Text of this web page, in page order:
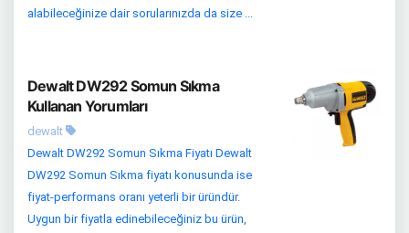
alabileceğinize dair sorularınızda da size ...
Dewalt DW292 Somun Sıkma
Kullanan Yorumları
dewalt
Dewalt DW292 Somun Sıkma Fiyatı Dewalt
DW292 Somun Sıkma fiyatı konusunda ise
fiyat-performans oranı yeterli bir üründür.
Uygun bir fiyatla edinebileceğiniz bu ürün,